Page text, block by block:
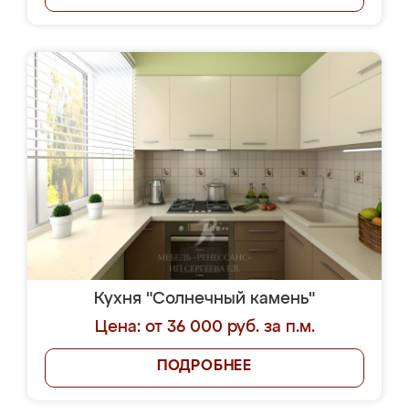
Кухня "Солнечный камень"
Цена: от 36 000 руб. за п.м.
ПОДРОБНЕЕ